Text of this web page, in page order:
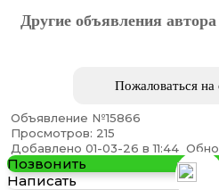
Другие объявления автора
Пожаловаться на
Объявление №15866
Просмотров: 215
Добавлено 01-03-26 в 11:44
Позвонить
Написать